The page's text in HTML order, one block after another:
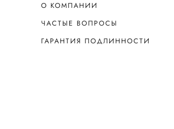
О КОМПАНИИ
ЧАСТЫЕ ВОПРОСЫ
ГАРАНТИЯ ПОДЛИННОСТИ